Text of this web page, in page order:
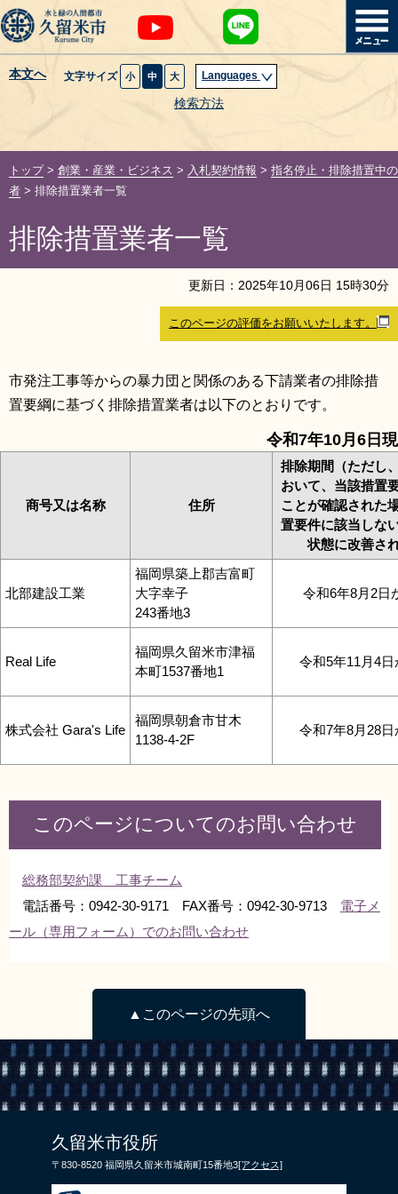
本文へ 文字サイズ 小 中 大 Languages
検索方法
暮らし・届出
健康・医療・福祉
観光魅力・イベント
サイトマップ 組織から探す
RSS プライバシーポリシー
トップ> 創業・産業・ビジネス > 入札契約情報 > 指名停止・排除措置中の
者 > 排除措置業者一覧
排除措置業者一覧
更新日： 2025年10月06日 15時30分
このページの評価をお願いいたします。
市発注工事等からの暴力団と関係のある下請業者の排除措
置要綱に基づく排除措置業者は以下のとおりです。
令和7年10月6日
商号又は名称 住所
排除期間（ただし
おいて、当該措置
ことが確認された
置要件に該当しな
状態に改善さ
北部建設工業
福岡県築上郡吉富町
大字幸子
243番地3
令和6年8月2日
Real Life
福岡県久留米市津福
本町1537番地1
令和5年11月4
株式会社 Gara's Life
福岡県朝倉市甘木
1138-4-2F
令和7年8月28
このページについてのお問い合わせ
総務部契約課 工事チーム
電話番号：0942-30-9171 FAX番号：0942-30-9713 電子メ
ール（専用フォーム）でのお問い合わせ
▲このページの先頭へ
久留米市役所
〒830-8520 福岡県久留米市城南町15番地3[アクセス]